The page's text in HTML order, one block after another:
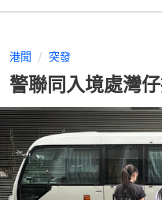
港聞 突發
警聯同入境處灣